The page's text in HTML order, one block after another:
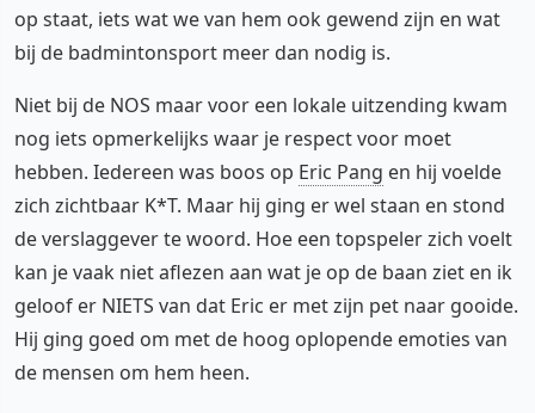
op staat, iets wat we van hem ook gewend zijn en wat
bij de badmintonsport meer dan nodig is.
Niet bij de NOS maar voor een lokale uitzending kwam
nog iets opmerkelijks waar je respect voor moet
hebben. Iedereen was boos op Eric Pang en hij voelde
zich zichtbaar K*T. Maar hij ging er wel staan en stond
de verslaggever te woord. Hoe een topspeler zich voelt
kan je vaak niet aflezen aan wat je op de baan ziet en ik
geloof er NIETS van dat Eric er met zijn pet naar gooide.
Hij ging goed om met de hoog oplopende emoties van
de mensen om hem heen.